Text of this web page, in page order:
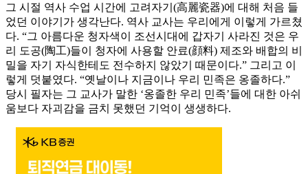
그 시절 역사 수업 시간에 고려자기(高麗瓷器)에 대해 처음 들
었던 이야기가 생각난다. 역사 교사는 우리에게 이렇게 가르쳤
다. “그 아름다운 청자색이 조선시대에 갑자기 사라진 것은 우
리 도공(陶工)들이 청자에 사용할 안료(顔料) 제조와 배합의 비
밀을 자기 자식한테도 전수하지 않았기 때문이다.” 그리고 이
렇게 덧붙였다. “옛날이나 지금이나 우리 민족은 옹졸하다.”
당시 필자는 그 교사가 말한 ‘옹졸한 우리 민족’들에 대한 아쉬
움보다 자괴감을 금치 못했던 기억이 생생하다.